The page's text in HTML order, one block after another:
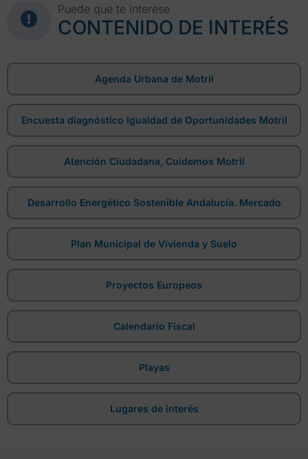
Puede que te interese
CONTENIDO DE INTERÉS
Agenda Urbana de Motril
Encuesta diagnóstico Igualdad de Oportunidades Motril
Atención Ciudadana, Cuidemos Motril
Desarrollo Energético Sostenible Andalucía. Mercado
Plan Municipal de Vivienda y Suelo
Proyectos Europeos
Calendario Fiscal
Playas
Lugares de interés